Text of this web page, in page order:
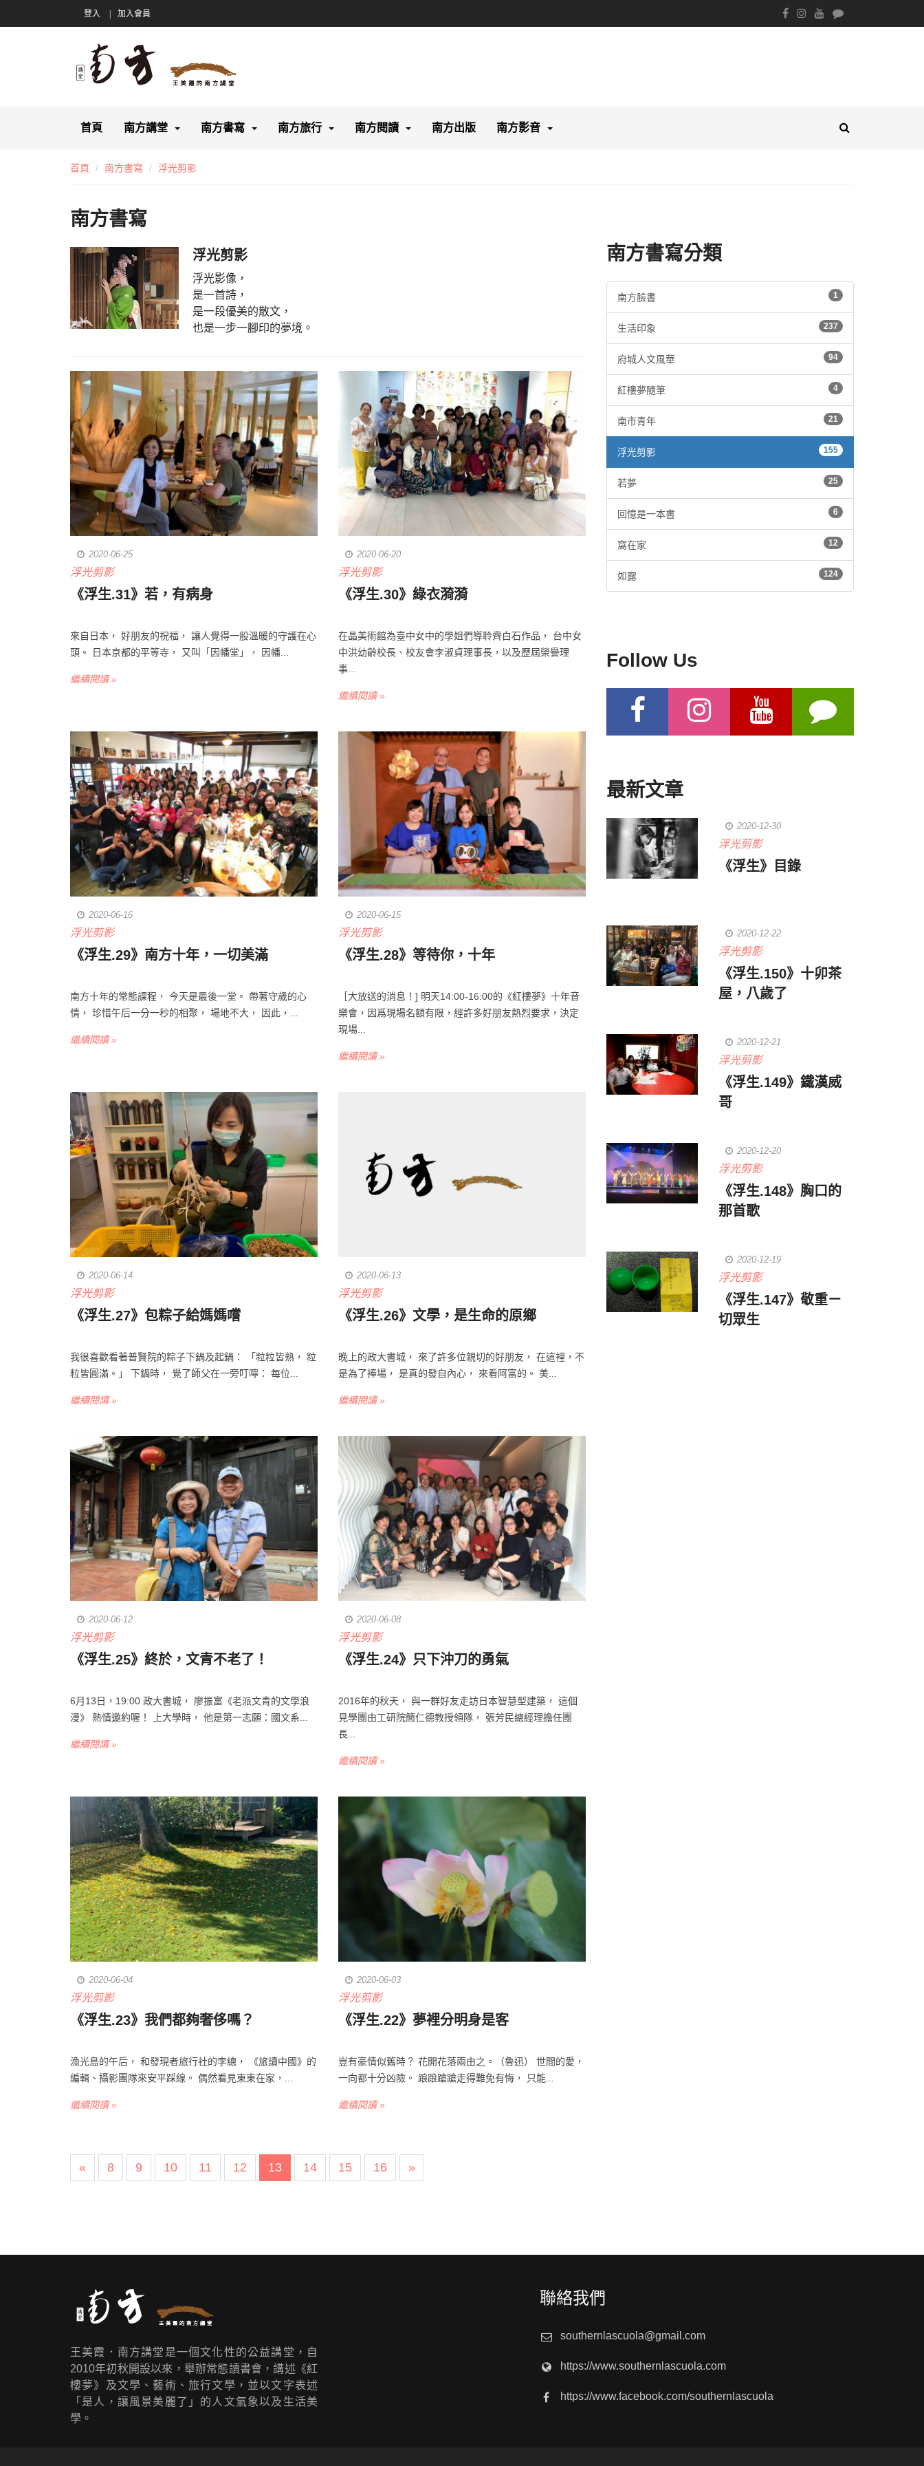
登入 加入會員
首頁 南方講堂 南方書寫 南方旅行 南方閱讀 南方出版 南方影音
首頁 南方書寫 浮光剪影
南方書寫
浮光剪影
浮光影像，
是一首詩，
是一段優美的散文，
也是一步一腳印的夢境。
2020-06-25
浮光剪影
《浮生.31》若，有病身
來自日本， 好朋友的祝福， 讓人覺得一股溫暖的守護在心
頭。 日本京都的平等寺， 又叫「因幡堂」， 因幡...
繼續閱讀 »
2020-06-20
浮光剪影
《浮生.30》綠衣漪漪
在晶美術館為臺中女中的學姐們導聆齊白石作品， 台中女
中洪幼齡校長、校友會李淑貞理事長，以及歷屆榮譽理
事...
繼續閱讀 »
2020-06-16
浮光剪影
《浮生.29》南方十年，一切美滿
南方十年的常態課程， 今天是最後一堂。 帶著守歲的心
情， 珍惜午后一分一秒的相聚， 場地不大， 因此，...
繼續閱讀 »
2020-06-15
浮光剪影
《浮生.28》等待你，十年
［大放送的消息！] 明天14:00-16:00的《紅樓夢》十年音
樂會，因爲現場名額有限，經許多好朋友熱烈要求，決定
現場...
繼續閱讀 »
2020-06-14
浮光剪影
《浮生.27》包粽子給媽媽嚐
我很喜歡看著普賢院的粽子下鍋及起鍋： 「粒粒皆熟， 粒
粒皆圓滿。」 下鍋時， 覺了師父在一旁叮嚀： 每位...
繼續閱讀 »
2020-06-13
浮光剪影
《浮生.26》文學，是生命的原鄉
晚上的政大書城， 來了許多位親切的好朋友， 在這裡，不
是為了捧場， 是真的發自內心， 來看阿富的。 美...
繼續閱讀 »
2020-06-12
浮光剪影
《浮生.25》終於，文青不老了！
6月13日，19:00 政大書城， 廖振富《老派文青的文學浪
漫》 熱情邀約喔！ 上大學時， 他是第一志願：國文系...
繼續閱讀 »
2020-06-08
浮光剪影
《浮生.24》只下沖刀的勇氣
2016年的秋天， 與一群好友走訪日本智慧型建築， 這個
見學團由工研院簡仁德教授領隊， 張芳民總經理擔任團
長...
繼續閱讀 »
2020-06-04
浮光剪影
《浮生.23》我們都夠奢侈嗎？
漁光島的午后， 和發現者旅行社的李總， 《旅讀中國》的
編輯、攝影團隊來安平踩線。 偶然看見東東在家，...
繼續閱讀 »
2020-06-03
浮光剪影
《浮生.22》夢裡分明身是客
豈有豪情似舊時？ 花開花落兩由之。（魯迅） 世間的愛，
一向都十分凶險。 踉踉蹌蹌走得難免有悔， 只能...
繼續閱讀 »
« 8 9 10 11 12 13 14 15 16 »
南方書寫分類
南方臉書 1
生活印象 237
府城人文風華 94
紅樓夢隨筆 4
南市青年 21
浮光剪影 155
若夢 25
回憶是一本書 6
窩在家 12
如露 124
Follow Us
最新文章
2020-12-30
浮光剪影
《浮生》目錄
2020-12-22
浮光剪影
《浮生.150》十卯茶
屋，八歲了
2020-12-21
浮光剪影
《浮生.149》鐵漢威
哥
2020-12-20
浮光剪影
《浮生.148》胸口的
那首歌
2020-12-19
浮光剪影
《浮生.147》敬重ㄧ
切眾生
王美霞．南方講堂是一個文化性的公益講堂，自
2010年初秋開設以來，舉辦常態讀書會，講述《紅
樓夢》及文學、藝術、旅行文學，並以文字表述
「是人，讓風景美麗了」的人文氣象以及生活美
學。
聯絡我們
southernlascuola@gmail.com
https://www.southernlascuola.com
https://www.facebook.com/southernlascuola